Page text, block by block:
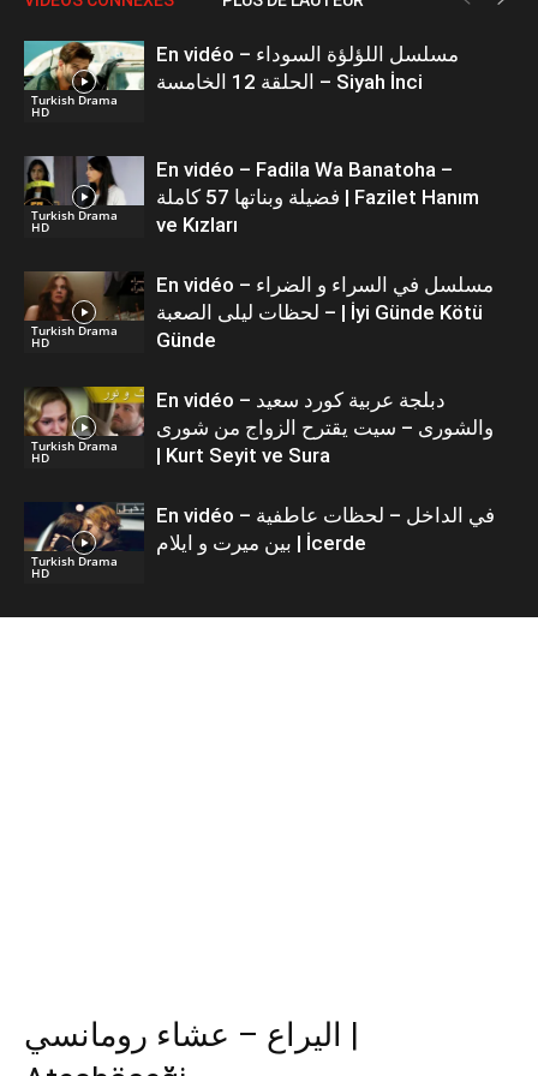
Turkish Drama
HD
En vidéo – مسلسل اللؤلؤة السوداء
الحلقة 12 الخامسة – Siyah İnci
Turkish Drama
HD
En vidéo – Fadila Wa Banatoha –
فضيلة وبناتها 57 كاملة | Fazilet Hanım
ve Kızları
Turkish Drama
HD
En vidéo – مسلسل في السراء و الضراء
– لحظات ليلى الصعبة | İyi Günde Kötü
Günde
Turkish Drama
HD
En vidéo – دبلجة عربية كورد سعيد
والشورى – سيت يقترح الزواج من شورى
| Kurt Seyit ve Sura
Turkish Drama
HD
En vidéo – في الداخل – لحظات عاطفية
بين ميرت و ايلام | İcerde
اليراع – عشاء رومانسي |